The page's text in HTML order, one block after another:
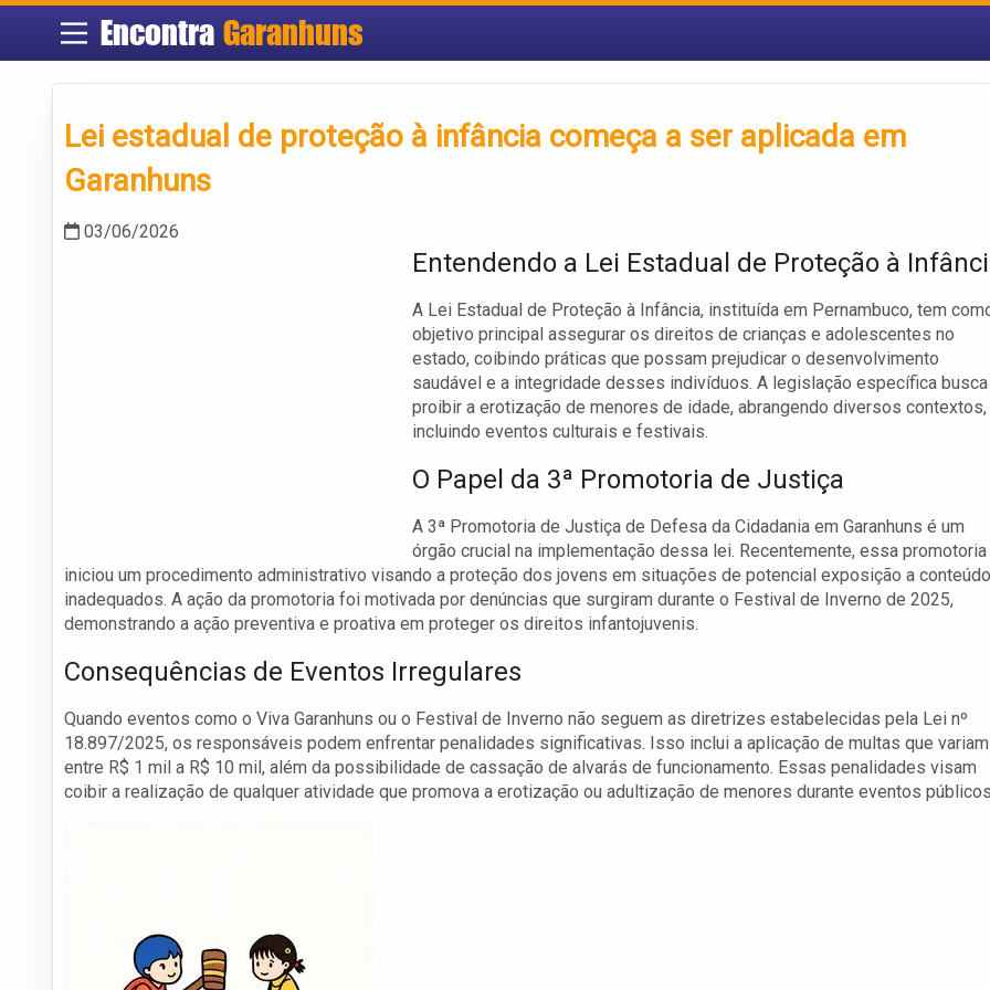
Encontra Garanhuns
Lei estadual de proteção à infância começa a ser aplicada em
Garanhuns
03/06/2026
Entendendo a Lei Estadual de Proteção à
A Lei Estadual de Proteção à Infância, instituída em Pernambuco, tem
objetivo principal assegurar os direitos de crianças e adolescentes no
estado, coibindo práticas que possam prejudicar o desenvolvimento
saudável e a integridade desses indivíduos. A legislação específica busca
proibir a erotização de menores de idade, abrangendo diversos contextos,
incluindo eventos culturais e festivais.
O Papel da 3ª Promotoria de Justiça
A 3ª Promotoria de Justiça de Defesa da Cidadania em Garanhuns é um
órgão crucial na implementação dessa lei. Recentemente, essa promotoria
iniciou um procedimento administrativo visando a proteção dos jovens em situações de potencial exposição a
inadequados. A ação da promotoria foi motivada por denúncias que surgiram durante o Festival de Inverno de 2025,
demonstrando a ação preventiva e proativa em proteger os direitos infantojuvenis.
Consequências de Eventos Irregulares
Quando eventos como o Viva Garanhuns ou o Festival de Inverno não seguem as diretrizes estabelecidas pela Lei nº
18.897/2025, os responsáveis podem enfrentar penalidades significativas. Isso inclui a aplicação de multas que variam
entre R$ 1 mil a R$ 10 mil, além da possibilidade de cassação de alvarás de funcionamento. Essas penalidades visam
coibir a realização de qualquer atividade que promova a erotização ou adultização de menores durante eventos